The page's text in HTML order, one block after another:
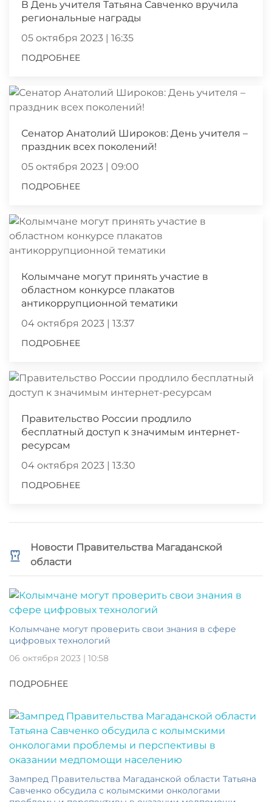
В День учителя Татьяна Савченко вручила
региональные награды
05 октября 2023 | 16:35
ПОДРОБНЕЕ
Сенатор Анатолий Широков: День учителя –
праздник всех поколений!
05 октября 2023 | 09:00
ПОДРОБНЕЕ
Колымчане могут принять участие в
областном конкурсе плакатов
антикоррупционной тематики
04 октября 2023 | 13:37
ПОДРОБНЕЕ
Правительство России продлило
бесплатный доступ к значимым интернет-
ресурсам
04 октября 2023 | 13:30
ПОДРОБНЕЕ
Новости Правительства Магаданской
области
Колымчане могут проверить свои знания в сфере
цифровых технологий
06 октября 2023 | 10:58
ПОДРОБНЕЕ
Зампред Правительства Магаданской области Татьяна
Савченко обсудила с колымскими онкологами